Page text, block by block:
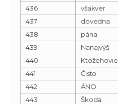
436 všakver
437
dovedna
438
pána
439
Nanajvýš
440
Ktožehovie
441
Čisto
442
ÁNO
443
Škoda